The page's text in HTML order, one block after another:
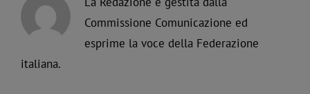
Commissione Comunicazione ed
esprime la voce della Federazione
italiana.